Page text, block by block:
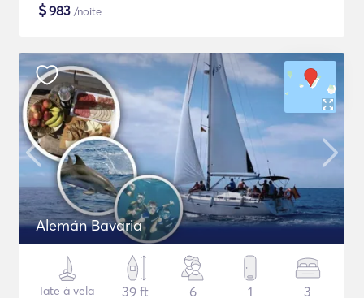
$983 /noite
Alemán Bavaria
Iate à vela
39 ft
6 1 3